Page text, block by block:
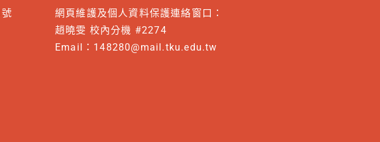
網頁維護及個人資料保護連絡窗口：
趙曉雯 校內分機 #2274
Email： 148280@mail.tku.edu.tw